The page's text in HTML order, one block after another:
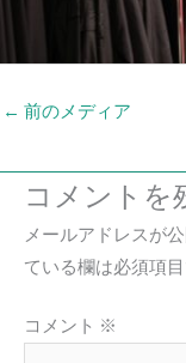
← 前のメディア
コメントを
メールアドレスが
ている欄は必須項
コメント ※